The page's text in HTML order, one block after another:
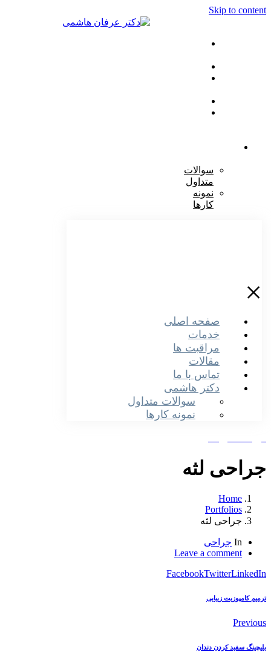
Skip to content
سوالات
متداول
نمونه
کارها
×
صفحه اصلی
خدمات
مراقبت ها
مقالات
تماس با ما
دکتر هاشمی
سوالات متداول
نمونه کارها
جراحی لثه
Home
Portfolios
جراحی لثه
In جراحی
Leave a comment
FacebookTwitterLinkedIn
ترمیم کامپوزیت زیبایی
Previous
بلیچینگ سفید کردن دندان